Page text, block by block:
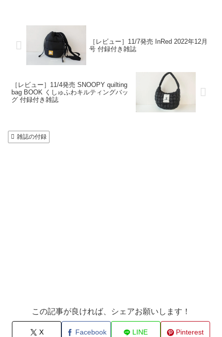
［レビュー］11/7発売 InRed 2022年12月
号 付録付き雑誌
［レビュー］11/4発売 SNOOPY quilting
bag BOOK くしゅふわキルティングバッ
グ 付録付き雑誌
雑誌の付録
この記事が良ければ、シェアお願いします！
X Facebook LINE Pinterest